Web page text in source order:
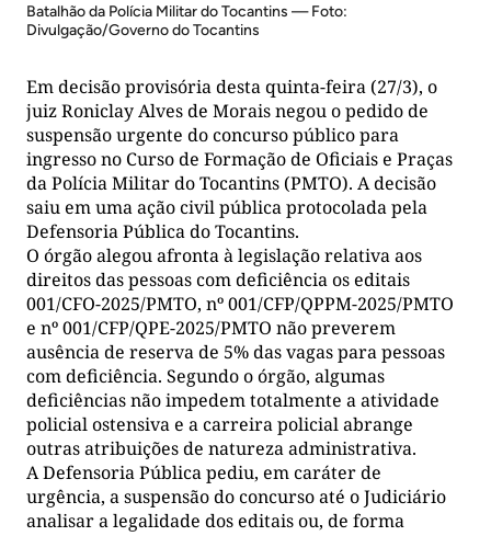
Batalhão da Polícia Militar do Tocantins — Foto:
Divulgação/Governo do Tocantins
Em decisão provisória desta quinta-feira (27/3), o
juiz Roniclay Alves de Morais negou o pedido de
suspensão urgente do concurso público para
ingresso no Curso de Formação de Oficiais e Praças
da Polícia Militar do Tocantins (PMTO). A decisão
saiu em uma ação civil pública protocolada pela
Defensoria Pública do Tocantins.
O órgão alegou afronta à legislação relativa aos
direitos das pessoas com deficiência os editais
001/CFO-2025/PMTO, nº 001/CFP/QPPM-2025/PMTO
e nº 001/CFP/QPE-2025/PMTO não preverem
ausência de reserva de 5% das vagas para pessoas
com deficiência. Segundo o órgão, algumas
deficiências não impedem totalmente a atividade
policial ostensiva e a carreira policial abrange
outras atribuições de natureza administrativa.
A Defensoria Pública pediu, em caráter de
urgência, a suspensão do concurso até o Judiciário
analisar a legalidade dos editais ou, de forma